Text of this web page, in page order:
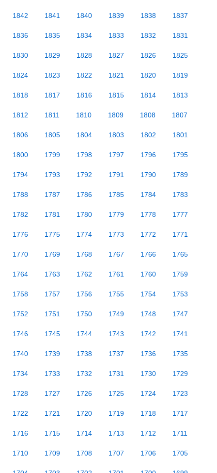
1842 1841 1840 1839 1838 1837
1836 1835 1834 1833 1832 1831
1830 1829 1828 1827 1826 1825
1824 1823 1822 1821 1820 1819
1818 1817 1816 1815 1814 1813
1812 1811 1810 1809 1808 1807
1806 1805 1804 1803 1802 1801
1800 1799 1798 1797 1796 1795
1794 1793 1792 1791 1790 1789
1788 1787 1786 1785 1784 1783
1782 1781 1780 1779 1778 1777
1776 1775 1774 1773 1772 1771
1770 1769 1768 1767 1766 1765
1764 1763 1762 1761 1760 1759
1758 1757 1756 1755 1754 1753
1752 1751 1750 1749 1748 1747
1746 1745 1744 1743 1742 1741
1740 1739 1738 1737 1736 1735
1734 1733 1732 1731 1730 1729
1728 1727 1726 1725 1724 1723
1722 1721 1720 1719 1718 1717
1716 1715 1714 1713 1712 1711
1710 1709 1708 1707 1706 1705